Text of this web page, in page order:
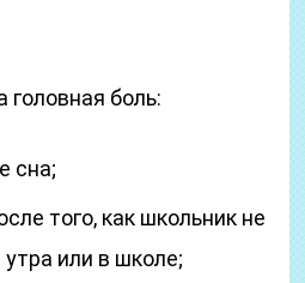
головная боль:
сна;
того, как школьник не
или в школе;